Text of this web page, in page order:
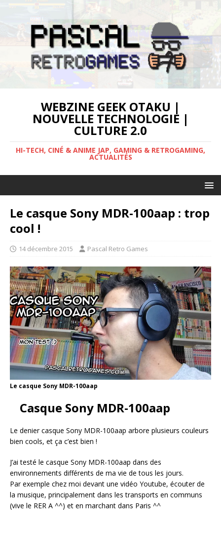
WEBZINE GEEK OTAKU |
NOUVELLE TECHNOLOGIE |
CULTURE 2.0
HI-TECH, CINÉ & ANIME JAP, GAMING & RETROGAMING,
ACTUALITÉS
Le casque Sony MDR-100aap : trop
cool !
14 décembre 2015 Pascal Retro Games
Le casque Sony MDR-100aap
Casque Sony MDR-100aap
Le denier casque Sony MDR-100aap arbore plusieurs couleurs
bien cools, et ça c’est bien !
J’ai testé le casque Sony MDR-100aap dans des
environnements différents de ma vie de tous les jours.
Par exemple chez moi devant une vidéo Youtube, écouter de
la musique, principalement dans les transports en communs
(vive le RER A ^^) et en marchant dans Paris ^^